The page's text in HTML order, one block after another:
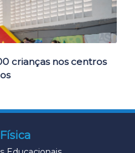
crianças nos centros